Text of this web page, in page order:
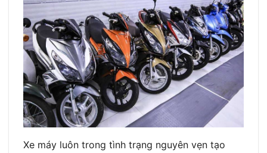
Xe máy luôn trong tình trạng nguyên vẹn tạo